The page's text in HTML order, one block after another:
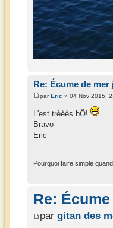
Re: Écume de mer
parEric » 04 Nov 2015,
L'est trèèès bÔ!
Bravo
Eric
Pourquoi faire simple
Re:
par gitan des